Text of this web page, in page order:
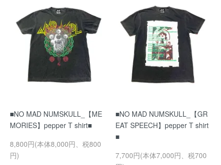
■NO MAD NUMSKULL_【ME
MORIES】pepper T shirt■
8,800円(本体8,000円、税800
円)
■NO MAD NUMSKULL_【GR
EAT SPEECH】pepper T shirt
■
7,700円(本体7,000円、税700